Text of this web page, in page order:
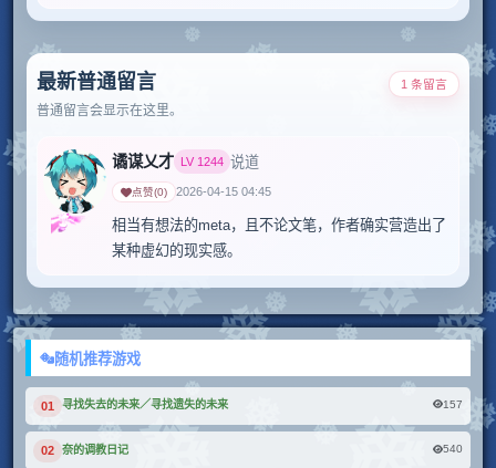
最新普通留言
普通留言会显示在这里。
1 条留言
谲谋乂才 LV 1244 说道
点赞(0) 2026-04-15 04:45
相当有想法的meta，且不论文笔，作者确实营造出了
某种虚幻的现实感。
随机推荐游戏
01 寻找失去的未来／寻找遗失的未来 157
02 奈的调教日记 540